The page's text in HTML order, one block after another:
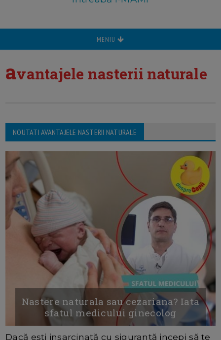
MENIU
avantajele nasterii naturale
NOUTATI AVANTAJELE NASTERII NATURALE
Nastere naturala sau cezariana? Iata
sfatul medicului ginecolog
Dacă esti insarcinată cu siguranță incepi să te